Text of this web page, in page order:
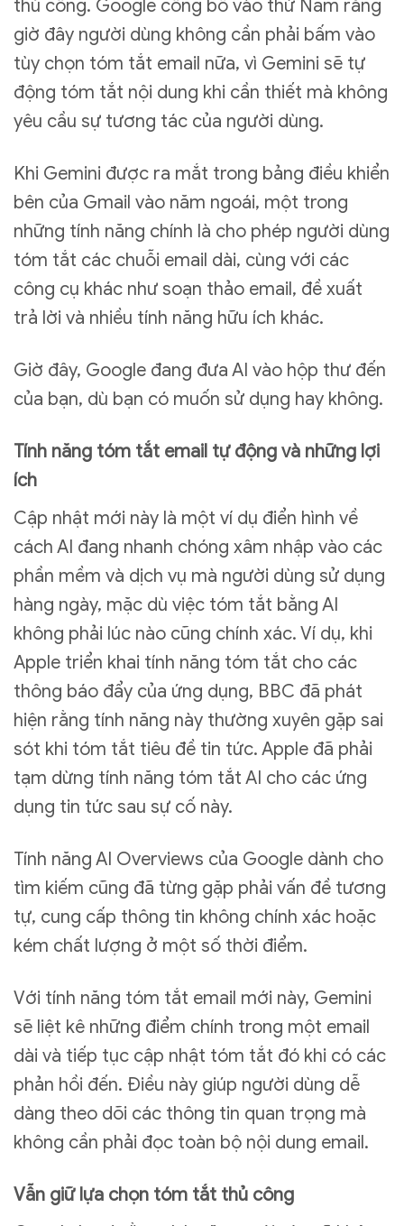
thủ công. Google công bố vào thứ Năm rằng
giờ đây người dùng không cần phải bấm vào
tùy chọn tóm tắt email nữa, vì Gemini sẽ tự
động tóm tắt nội dung khi cần thiết mà không
yêu cầu sự tương tác của người dùng.
Khi Gemini được ra mắt trong bảng điều khiển
bên của Gmail vào năm ngoái, một trong
những tính năng chính là cho phép người dùng
tóm tắt các chuỗi email dài, cùng với các
công cụ khác như soạn thảo email, đề xuất
trả lời và nhiều tính năng hữu ích khác.
Giờ đây, Google đang đưa AI vào hộp thư đến
của bạn, dù bạn có muốn sử dụng hay không.
Tính năng tóm tắt email tự động và những lợi
ích
Cập nhật mới này là một ví dụ điển hình về
cách AI đang nhanh chóng xâm nhập vào các
phần mềm và dịch vụ mà người dùng sử dụng
hàng ngày, mặc dù việc tóm tắt bằng AI
không phải lúc nào cũng chính xác. Ví dụ, khi
Apple triển khai tính năng tóm tắt cho các
thông báo đẩy của ứng dụng, BBC đã phát
hiện rằng tính năng này thường xuyên gặp sai
sót khi tóm tắt tiêu đề tin tức. Apple đã phải
tạm dừng tính năng tóm tắt AI cho các ứng
dụng tin tức sau sự cố này.
Tính năng AI Overviews của Google dành cho
tìm kiếm cũng đã từng gặp phải vấn đề tương
tự, cung cấp thông tin không chính xác hoặc
kém chất lượng ở một số thời điểm.
Với tính năng tóm tắt email mới này, Gemini
sẽ liệt kê những điểm chính trong một email
dài và tiếp tục cập nhật tóm tắt đó khi có các
phản hồi đến. Điều này giúp người dùng dễ
dàng theo dõi các thông tin quan trọng mà
không cần phải đọc toàn bộ nội dung email.
Vẫn giữ lựa chọn tóm tắt thủ công